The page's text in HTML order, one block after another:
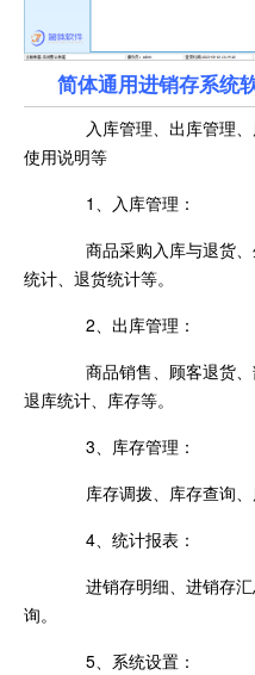
简体通用进销存系统
入库管理、出库管理、
使用说明等
1、入库管理：
商品采购入库与退货、
统计、退货统计等。
2、出库管理：
商品销售、顾客退货、
退库统计、库存等。
3、库存管理：
库存调拨、库存查询、
4、统计报表：
进销存明细、进销存汇
询。
5、系统设置：